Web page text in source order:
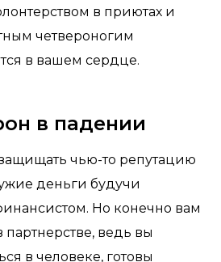
в приютах и
четвероногим
в вашем сердце.
в падении
чью-то репутацию
деньги будучи
Но конечно вам
партнерстве, ведь вы
в человеке, готовы